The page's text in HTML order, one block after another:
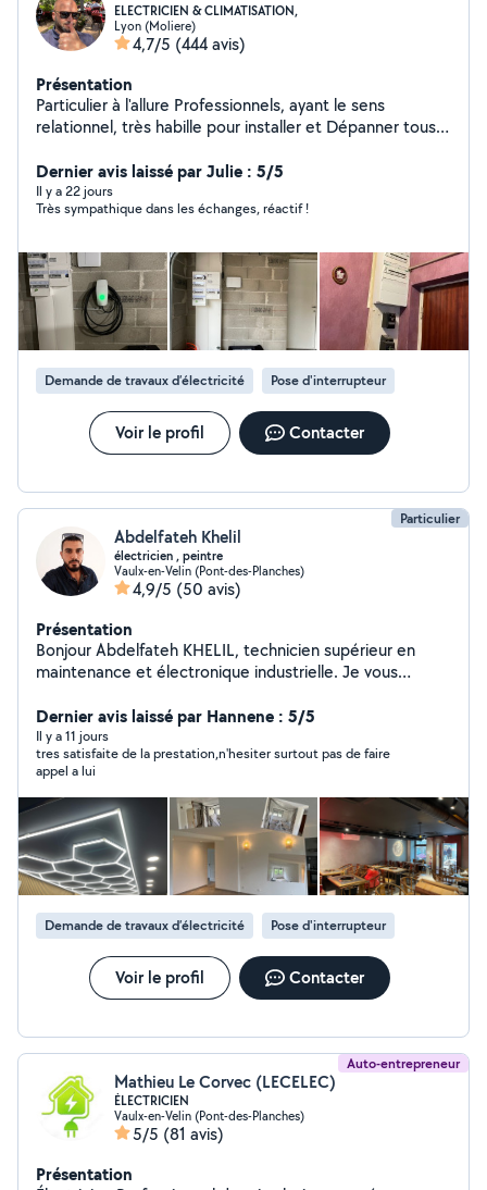
ELECTRICIEN & CLIMATISATION,
Lyon (Moliere)
4,7/5 (444 avis)
Présentation
Particulier à l'allure Professionnels, ayant le sens
relationnel, très habille pour installer et Dépanner tous
Electroménager, Portail, Volet, Store, Tableau
électrique, interphone Bac Pro, CAP, avec 20 ans
d'expérience.
Dernier avis laissé par Julie : 5/5
Il y a 22 jours
Très sympathique dans les échanges, réactif !
Demande de travaux d’électricité Pose d'interrupteur
Voir le profil Contacter
Particulier
Abdelfateh Khelil
électricien , peintre
Vaulx-en-Velin (Pont-des-Planches)
4,9/5 (50 avis)
Présentation
Bonjour Abdelfateh KHELIL, technicien supérieur en
maintenance et électronique industrielle. Je vous
d'expérience dans le domaine de l'installation électrique
( habitation et industrielle), la maintenance et en tant
que chef d'équipe Aussi je vous propose mes services
en peinture et pose de parquet avec une garantie
d'avoir un travail professionnel Je vous laisse me
contacter pour toute vos travaux et je serai ravi de
travailler chez vous Bien a vous
Dernier avis laissé par Hannene : 5/5
Il y a 11 jours
tres satisfaite de la prestation,n'hesiter surtout pas de faire
appel a lui
Demande de travaux d’électricité Pose d'interrupteur
Voir le profil Contacter
Auto-entrepreneur
Mathieu Le Corvec (LECELEC)
ÉLECTRICIEN
Vaulx-en-Velin (Pont-des-Planches)
5/5 (81 avis)
Présentation